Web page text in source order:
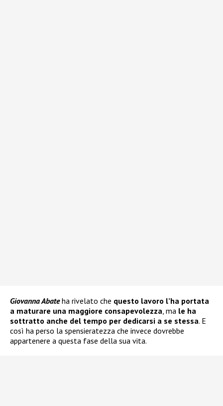
Giovanna Abateha rivelato che questo lavoro l’ha portata
a maturare una maggiore consapevolezza, ma le ha
sottratto anche del tempo per dedicarsi a se stessa. E
così ha perso la spensieratezza che invece dovrebbe
appartenere a questa fase della sua vita.